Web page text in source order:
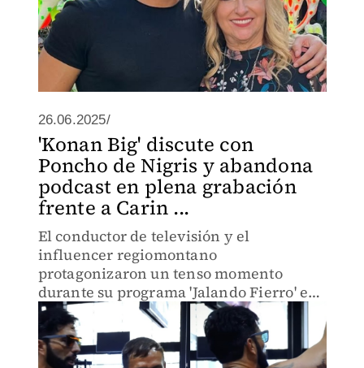
26.06.2025/
'Konan Big' discute con
Poncho de Nigris y abandona
podcast en plena grabación
frente a Carin ...
El conductor de televisión y el
influencer regiomontano
protagonizaron un tenso momento
durante su programa 'Jalando Fierro' en
YouTube.